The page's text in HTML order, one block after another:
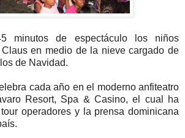
minutos de espectáculo los niños
en medio de la nieve cargado de
de Navidad.
cada año en el moderno anfiteatro
Resort, Spa & Casino, el cual ha
operadores y la prensa dominicana